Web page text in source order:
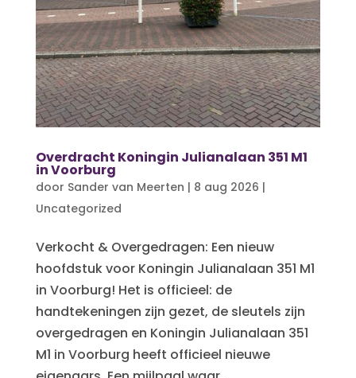
Overdracht Koningin Julianalaan 351 M1
in Voorburg
door Sander van Meerten | 8 aug 2026 |
Uncategorized
Verkocht & Overgedragen: Een nieuw
hoofdstuk voor Koningin Julianalaan 351 M1
in Voorburg! Het is officieel: de
handtekeningen zijn gezet, de sleutels zijn
overgedragen en Koningin Julianalaan 351
M1 in Voorburg heeft officieel nieuwe